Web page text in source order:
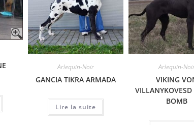
Arlequin-Noir
GANCIA TIKRA ARMADA
Lire la suite
Arlequin-
VIKING
VILLANYKOVESD
BOMB